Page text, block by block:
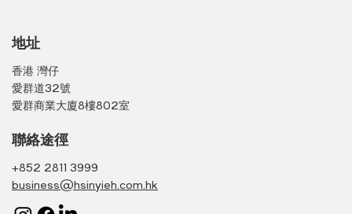
地址
香港 灣仔
愛群道32號
愛群商業大廈8樓802室
聯絡途徑
+852 2811 3999
business@hsinyieh.com.hk